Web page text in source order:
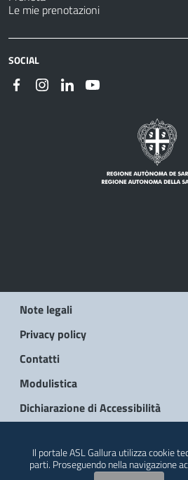
Le mie prenotazioni
SOCIAL
Note legali
Privacy policy
Contatti
Modulistica
Dichiarazione di Accessibilità
Il portale ASL Gallura utilizza cookie
parti. Proseguendo nella navigazione